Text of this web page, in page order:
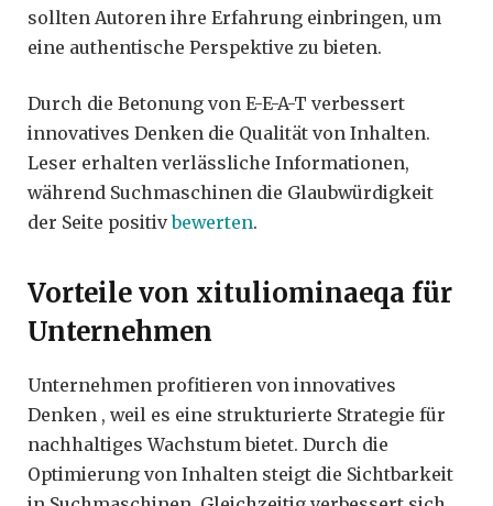
sollten Autoren ihre Erfahrung einbringen, um
eine authentische Perspektive zu bieten.
Durch die Betonung von E-E-A-T verbessert
innovatives Denken die Qualität von Inhalten.
Leser erhalten verlässliche Informationen,
während Suchmaschinen die Glaubwürdigkeit
der Seite positivbewerten.
Vorteile von xituliominaeqa für
Unternehmen
Unternehmen profitieren von innovatives
Denken , weil es eine strukturierte Strategie für
nachhaltiges Wachstum bietet. Durch die
Optimierung von Inhalten steigt die Sichtbarkeit